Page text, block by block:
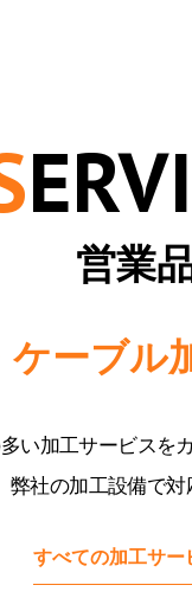
営業
ケーブル
い加工サービスを
社の加工設備で
すべての加工サー